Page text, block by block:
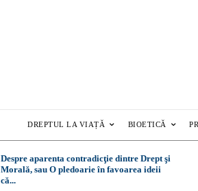
DREPTUL LA VIAȚĂ BIOETICĂ
Despre aparenta contradicţie dintre Drept şi
Morală, sau O pledoarie în favoarea ideii
că...